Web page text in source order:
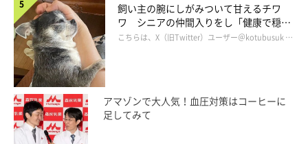
飼い主の腕にしがみついて甘えるチワ
ワ シニアの仲間入りをし「健康で穏や
かな暮らしが続いてほしい」と願う
こちらは、X（旧Twitter）ユーザー＠kotubusuk …
アマゾンで大人気！血圧対策はコーヒーに
足してみて